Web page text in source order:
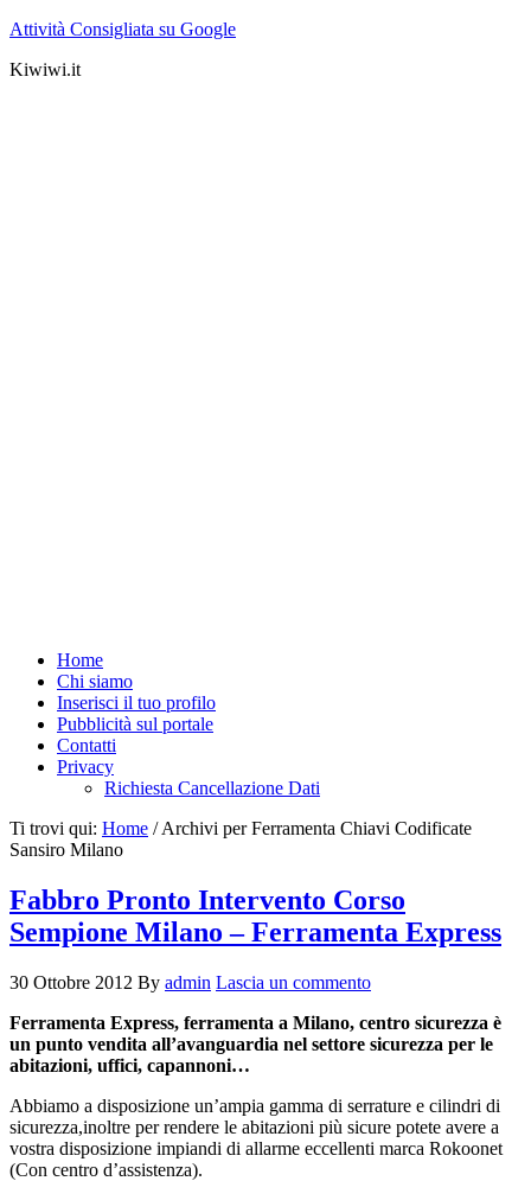
Attività Consigliata su Google
Kiwiwi.it
Home
Chi siamo
Inserisci il tuo profilo
Pubblicità sul portale
Contatti
Privacy
Richiesta Cancellazione Dati
Ti trovi qui: Home /Archivi per Ferramenta Chiavi Codificate
Sansiro Milano
Fabbro Pronto Intervento Corso
Sempione Milano – Ferramenta Express
30 Ottobre 2012 By admin Lascia un commento
Ferramenta Express, ferramenta a Milano, centro sicurezza è
un punto vendita all’avanguardia nel settore sicurezza per le
abitazioni, uffici, capannoni…
Abbiamo a disposizione un’ampia gamma di serrature e cilindri di
sicurezza,inoltre per rendere le abitazioni più sicure potete avere a
vostra disposizione impiandi di allarme eccellenti marca Rokoonet
(Con centro d’assistenza).